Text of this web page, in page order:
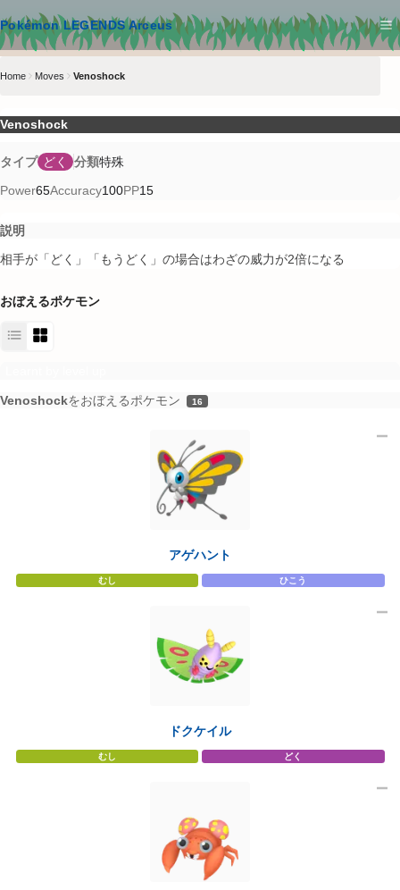
Pokémon LEGENDS Arceus
メインコンテンツへスキップ
Home Moves Venoshock
Venoshock
タイプ どく 分類特殊
Power65Accuracy100PP15
説明
相手が「どく」「もうどく」の場合はわざの威力が2倍になる
おぼえるポケモン
Venoshockをおぼえるポケモン 16
アゲハント
むし ひこう
ドクケイル
むし どく